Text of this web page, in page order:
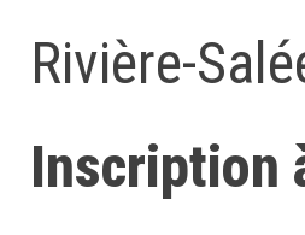
Rivière-
Inscription